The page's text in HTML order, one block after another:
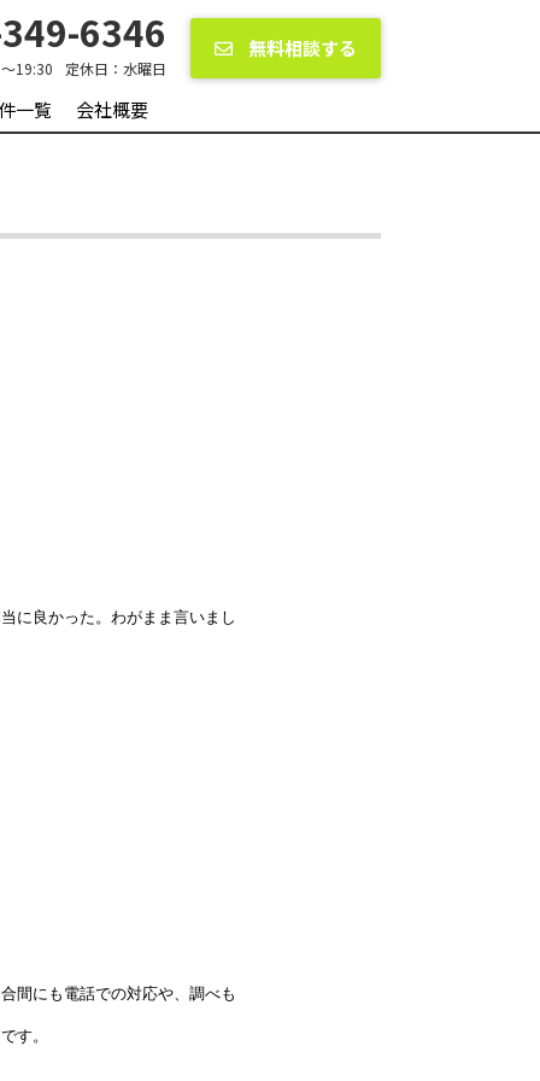
6346
19:30 定休日： 水曜日
無料相談する
一覧 会社概要
に良かった。わがまま言いまし
間にも電話での対応や、調べも
す。